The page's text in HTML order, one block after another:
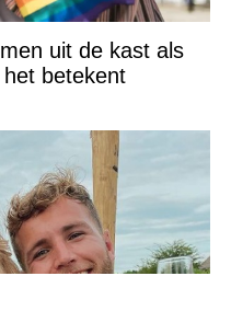
uit de kast als
het betekent